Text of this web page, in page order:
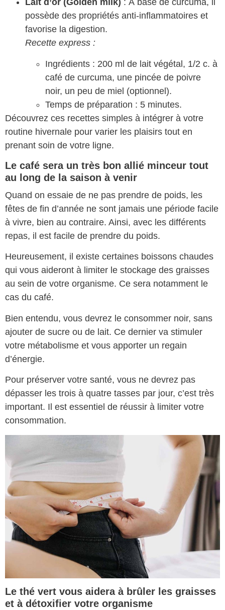
Lait d’or (Golden milk) : À base de curcuma, il
possède des propriétés anti-inflammatoires et
favorise la digestion.
Recette express :
Ingrédients : 200 ml de lait végétal, 1/2 c. à
café de curcuma, une pincée de poivre
noir, un peu de miel (optionnel).
Temps de préparation : 5 minutes.
Découvrez ces recettes simples à intégrer à votre
routine hivernale pour varier les plaisirs tout en
prenant soin de votre ligne.
Le café sera un très bon allié minceur tout
au long de la saison à venir
Quand on essaie de ne pas prendre de poids, les
fêtes de fin d’année ne sont jamais une période facile
à vivre, bien au contraire. Ainsi, avec les différents
repas, il est facile de prendre du poids.
Heureusement, il existe certaines boissons chaudes
qui vous aideront à limiter le stockage des graisses
au sein de votre organisme. Ce sera notamment le
cas du café.
Bien entendu, vous devrez le consommer noir, sans
ajouter de sucre ou de lait. Ce dernier va stimuler
votre métabolisme et vous apporter un regain
d’énergie.
Pour préserver votre santé, vous ne devrez pas
dépasser les trois à quatre tasses par jour, c’est très
important. Il est essentiel de réussir à limiter votre
consommation.
Le thé vert vous aidera à brûler les graisses
et à détoxifier votre organisme